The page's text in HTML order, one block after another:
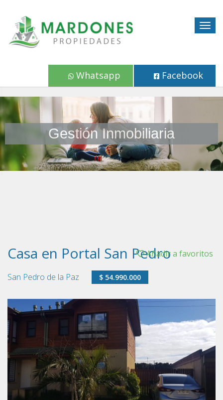
Facebook
Whatsapp
Gestión Inmobiliaria
Casa en Portal San PedroAñadir a favoritos
San Pedro de la Paz $ 54.990.000